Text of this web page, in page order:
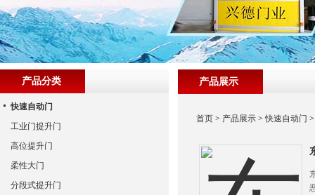
产品展示
首页 > 产品展示 >快速自动门
产品分类
快速自动门
工业门提升门
高位提升门
柔性大门
分段式提升门